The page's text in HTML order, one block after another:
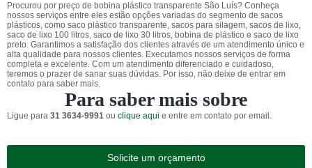
Procurou por preço de bobina plástico transparente São Luís? Conheça
nossos serviços entre eles estão opções variadas do segmento de sacos
plásticos, como saco plástico transparente, sacos para silagem, sacos de lixo,
saco de lixo 100 litros, saco de lixo 30 litros, bobina de plástico e saco de lixo
preto. Garantimos a satisfação dos clientes através de um atendimento único e
alta qualidade para nossos clientes. Executamos nossos serviços de forma
completa e excelente. Com um atendimento diferenciado e cuidadoso,
teremos o prazer de sanar suas dúvidas. Por isso, não deixe de entrar em
contato para saber mais.
Para saber mais sobre
Ligue para 31 3634-9991 ou clique aqui e entre em contato por email.
Solicite um orçamento